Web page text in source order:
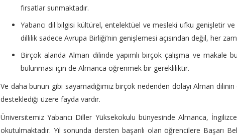
fırsatlar sunmaktadır.
Yabancı dil bilgisi kültürel, entelektüel ve mesleki ufku genişletir ve
dillilik sadece Avrupa Birliği’nin genişlemesi açısından değil, her
Birçok alanda Alman dilinde yapımlı birçok çalışma ve makale
bulunması için de Almanca öğrenmek bir gerekliliktir.
Ve daha bunun gibi sayamadığımız birçok nedenden dolayı Alman
desteklediği üzere fayda vardır.
Üniversitemiz Yabancı Diller Yüksekokulu bünyesinde Almanca,
okutulmaktadır. Yıl sonunda dersten başarılı olan öğrencilere Başarı